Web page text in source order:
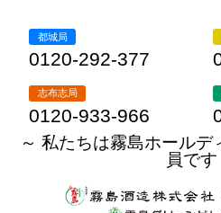
都城局
0120-292-377
志布志局
0120-933-966
～ 私たちは霧島ホール
員です